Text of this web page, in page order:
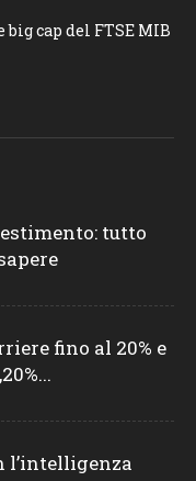
cap del FTSE MIB
tutto
fino al 20% e
l’intelligenza